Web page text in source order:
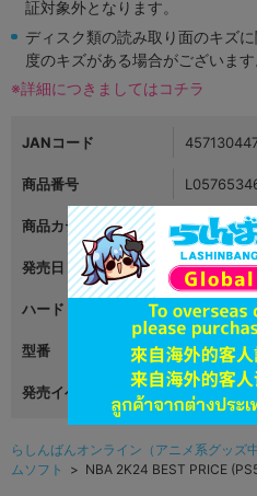
証対象外となります。
ディスク類の読み取り面のキズ
度のキズがある場合がございます
※詳細につきましてはコチラ
JANコード
商品番号
商品カテゴリ ゲーム
発売日 2024年03
ハード プレイス
型番 ELJS-
発売イベント
らしんばんオンライン（アニメ系グッズ
ムソフト
> NBA 2K24 BEST PRICE